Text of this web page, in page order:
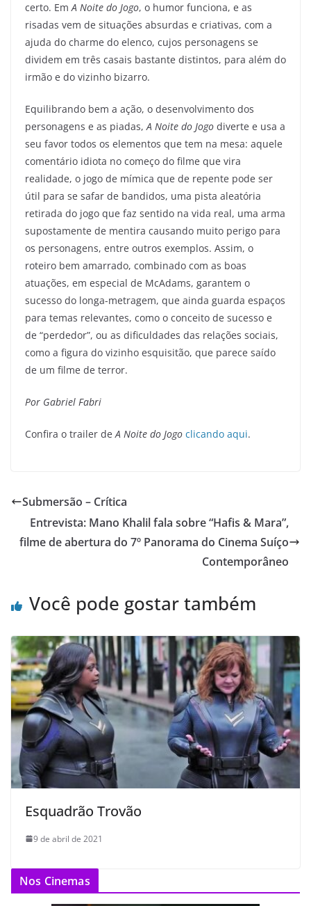
certo. EmA Noite do Jogo, o humor funciona, e as
risadas vem de situações absurdas e criativas, com a
ajuda do charme do elenco, cujos personagens se
dividem em três casais bastante distintos, para além do
irmão e do vizinho bizarro.
Equilibrando bem a ação, o desenvolvimento dos
personagens e as piadas, A Noite do Jogo diverte e usa a
seu favor todos os elementos que tem na mesa: aquele
comentário idiota no começo do filme que vira
realidade, o jogo de mímica que de repente pode ser
útil para se safar de bandidos, uma pista aleatória
retirada do jogo que faz sentido na vida real, uma arma
supostamente de mentira causando muito perigo para
os personagens, entre outros exemplos. Assim, o
roteiro bem amarrado, combinado com as boas
atuações, em especial de McAdams, garantem o
sucesso do longa-metragem, que ainda guarda espaços
para temas relevantes, como o conceito de sucesso e
de “perdedor”, ou as dificuldades das relações sociais,
como a figura do vizinho esquisitão, que parece saído
de um filme de terror.
Por Gabriel Fabri
Confira o trailer de A Noite do Jogo clicando aqui.
Submersão – Crítica
Entrevista: Mano Khalil fala sobre “Hafis & Mara”,
filme de abertura do 7º Panorama do Cinema Suíço
Contemporâneo
Você pode gostar também
Esquadrão Trovão
9 de abril de 2021
Nos Cinemas